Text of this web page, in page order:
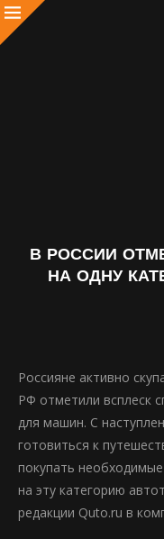
В РОССИИ
НА ОДНУ
Россияне активно
РФ отметили всплеск
для машин. С
готовиться к
покупать
на эту категорию
редакции Quto.ru в